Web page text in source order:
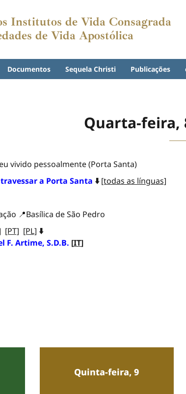
Institutos de Vida Consagrada
de Vida Apostólica
Documentos Sequela Christi Publicações
Quarta-feira,
vivido pessoalmente (Porta Santa)
a Porta Santa ⬇️ [todas as línguas]
📍Basílica de São Pedro
[PT] [PL] ⬇️
F. Artime, S.D.B. [IT]
Quinta-feira, 9